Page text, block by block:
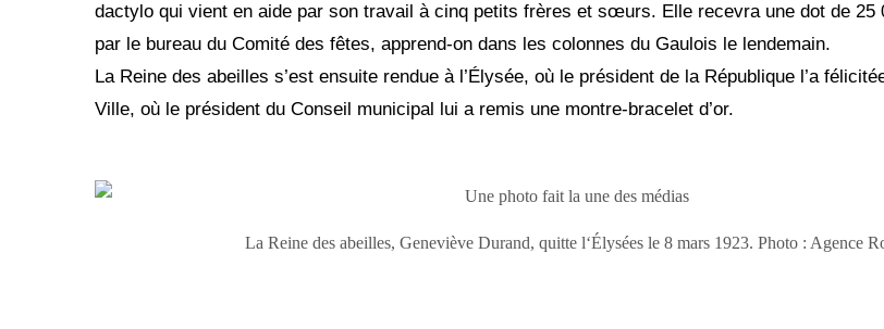
dactylo qui vient en aide par son travail à cinq petits frères et sœurs. Elle recevra une dot de 25
par le bureau du Comité des fêtes, apprend-on dans les colonnes du Gaulois le lendemain.
La Reine des abeilles s’est ensuite rendue à l’Élysée, où le président de la République l’a
Ville, où le président du Conseil municipal lui a remis une montre-bracelet d’or.
La Reine des abeilles, Geneviève Durand, quitte l‘Élysées le 8 mars 1923. Photo : Agence